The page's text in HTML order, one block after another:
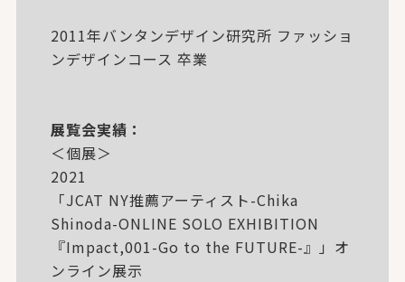
2011年バンタンデザイン研究所 ファッショ
ンデザインコース 卒業
展覧会実績：
＜個展＞
2021
「JCAT NY推薦アーティスト-Chika
Shinoda-ONLINE SOLO EXHIBITION
『Impact,001-Go to the FUTURE-』」オ
ンライン展示